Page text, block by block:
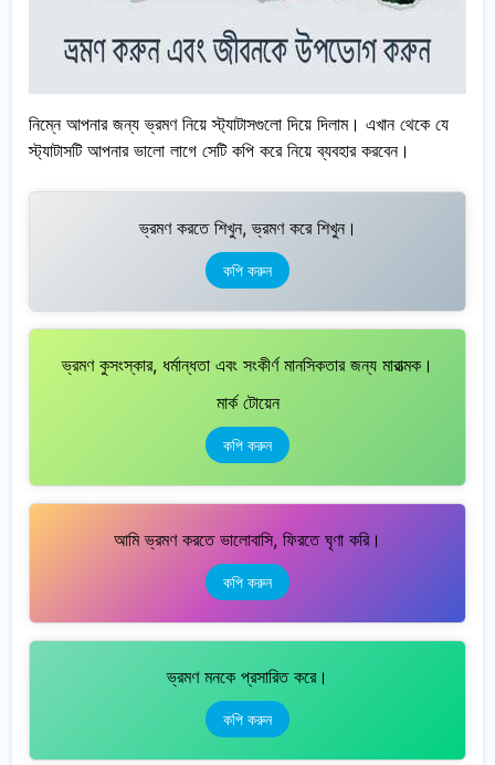
নিম্নে আপনার জন্য ভ্রমণ নিয়ে স্ট্যাটাসগুলো দিয়ে দিলাম। এখান থেকে যে
স্ট্যাটাসটি আপনার ভালো লাগে সেটি কপি করে নিয়ে ব্যবহার করবেন।
ভ্রমণ করতে শিখুন, ভ্রমণ করে শিখুন।
কপি করুন
ভ্রমণ কুসংস্কার, ধর্মান্ধতা এবং সংকীর্ণ মানসিকতার জন্য মারাত্মক।
মার্ক টোয়েন
কপি করুন
আমি ভ্রমণ করতে ভালোবাসি, ফিরতে ঘৃণা করি।
কপি করুন
ভ্রমণ মনকে প্রসারিত করে।
কপি করুন